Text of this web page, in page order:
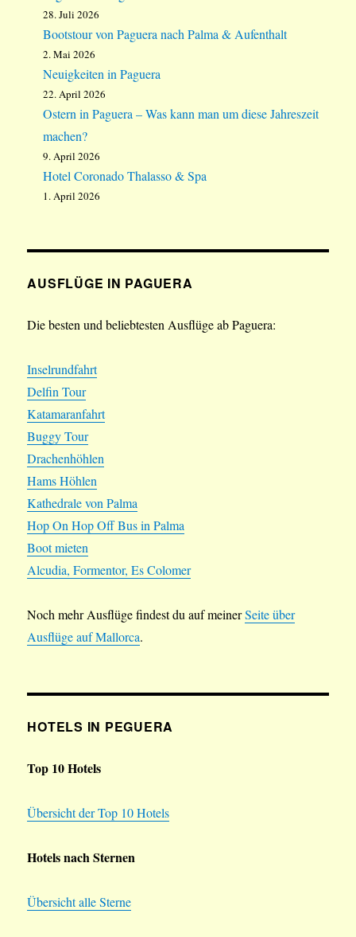
28. Juli 2026
Bootstour von Paguera nach Palma & Aufenthalt
2. Mai 2026
Neuigkeiten in Paguera
22. April 2026
Ostern in Paguera – Was kann man um diese Jahreszeit
machen?
9. April 2026
Hotel Coronado Thalasso & Spa
1. April 2026
AUSFLÜGE IN PAGUERA
Die besten und beliebtesten Ausflüge ab Paguera:
Inselrundfahrt
Delfin Tour
Katamaranfahrt
Buggy Tour
Drachenhöhlen
Hams Höhlen
Kathedrale von Palma
Hop On Hop Off Bus in Palma
Boot mieten
Alcudia, Formentor, Es Colomer
Noch mehr Ausflüge findest du auf meinerSeite über
Ausflüge auf Mallorca.
HOTELS IN PEGUERA
Top 10 Hotels
Übersicht der Top 10 Hotels
Hotels nach Sternen
Übersicht alle Sterne